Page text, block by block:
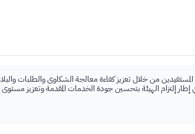
من خلال تعزيز كفاءة معالجة الشكاوى والطلبات
إطار إلتزام الهيئة بتحسين جودة الخدمات المقدمة وتعزيز